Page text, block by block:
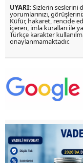
UYARI: Sizlerin seslerini
yorumlarınızı,
Küfür, hakaret, rencide
içeren, imla kuralları ile
Türkçe karakter
onaylanmamaktadır.